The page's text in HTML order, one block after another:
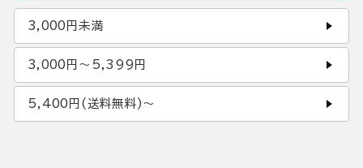
3,000円未満
3,000円〜5,399円
5,400円(送料無料)〜